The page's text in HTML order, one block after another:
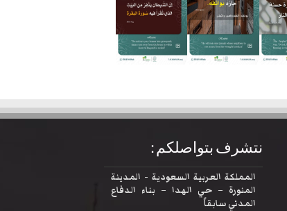
نتشرف بتواصلكم :
المملكة العربية السعودية - المدينة
المنورة – حي الهدا – بناء الدفاع
المدني سابقاً